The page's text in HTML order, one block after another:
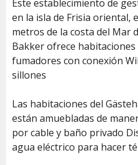
Este establecimiento de
en la isla de Frisia oriental,
metros de la costa del Mar
Bakker ofrece
fumadores con conexión
sillones
Las habitaciones del
están amuebladas de
por cable y baño privado
agua eléctrico para hacer